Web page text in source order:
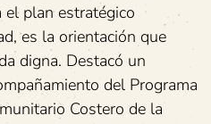
el plan estratégico
es la orientación que
digna. Destacó un
del Programa
Costero de la